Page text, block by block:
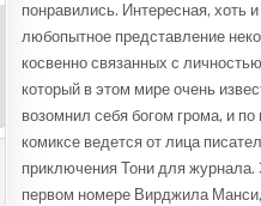
понравились. Интересная, хоть
любопытное представление
косвенно связанных с
который в этом мире очень
возомнил себя богом грома, и
комиксе ведется от лица
приключения Тони для журнала.
первом номере Вирджила